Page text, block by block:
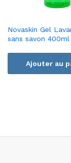
Novaskin Gel
sans savon 400ml
Ajouter au